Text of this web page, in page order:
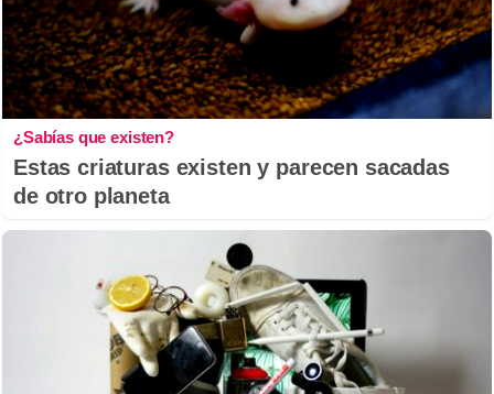
¿Sabías que existen?
Estas criaturas existen y parecen sacadas
de otro planeta